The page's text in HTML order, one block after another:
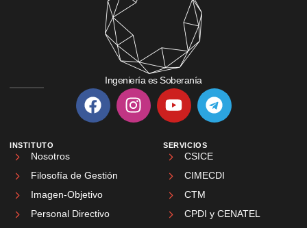
Ingeniería es Soberanía
INSTITUTO
Nosotros
Filosofía de Gestión
Imagen-Objetivo
Personal Directivo
SERVICIOS
CSICE
CIMECDI
CTM
CPDI y CENATEL